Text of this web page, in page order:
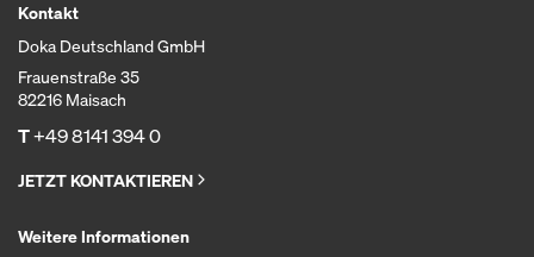
Kontakt
Doka Deutschland GmbH
Frauenstraße 35
82216 Maisach
T+49 8141 394 0
JETZT KONTAKTIEREN
Weitere Informationen